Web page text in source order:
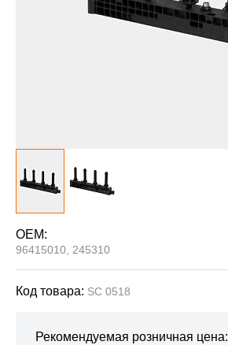
OEM:
96415010, 245310
Код товара: SC 0518
Рекомендуемая розничная цена: